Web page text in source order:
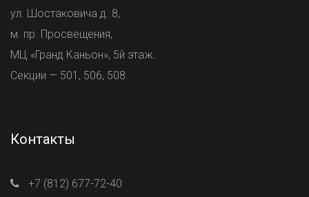
ул. Шостаковича д. 8,
м. пр. Просвещения,
МЦ «Гранд Каньон», 5й этаж.
Секции — 501, 506, 508.
Контакты
+7 (812) 677-72-40